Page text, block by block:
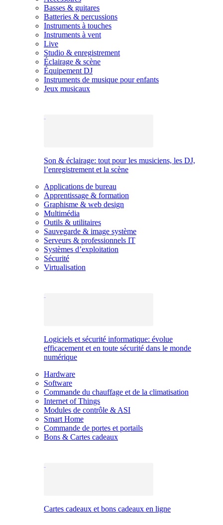
Basses & guitares
Batteries & percussions
Instruments à touches
Instruments à vent
Live
Studio & enregistrement
Éclairage & scène
Équipement DJ
Instruments de musique pour enfants
Jeux musicaux
Son & éclairage: tout pour les musiciens, les DJ,
l’enregistrement et la scène
Applications de bureau
Apprentissage & formation
Graphisme & web design
Multimédia
Outils & utilitaires
Sauvegarde & image système
Serveurs & professionnels IT
Systèmes d’exploitation
Sécurité
Virtualisation
Logiciels et sécurité informatique: évolue
efficacement et en toute sécurité dans le monde
numérique
Hardware
Software
Commande du chauffage et de la climatisation
Internet of Things
Modules de contrôle & ASI
Smart Home
Commande de portes et portails
Bons & Cartes cadeaux
Cartes cadeaux et bons cadeaux en ligne